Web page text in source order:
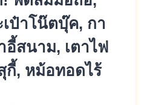
ป๋าโน๊ตบุ๊ค, กา
อี้สนาม, เตาไฟ
, หม้อทอดไร้